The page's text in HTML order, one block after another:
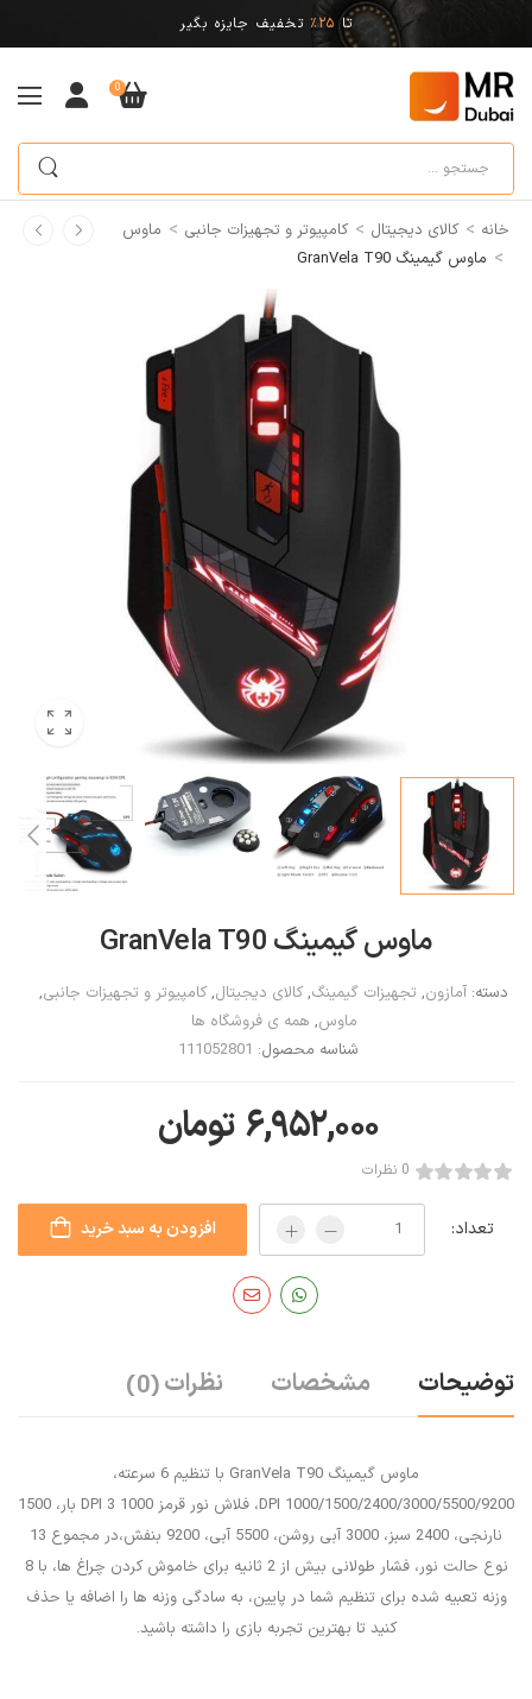
تا 25% تخفیف جایزه بگیر
0
خانه > کالای دیجیتال > کامپیوتر و تجهیزات جانبی > ماوس
> ماوس گیمینگ GranVela ‎T90
ماوس گیمینگ GranVela ‎T90
دسته: آمازون, تجهیزات گیمینگ,کالای دیجیتال,کامپیوتر و تجهیزات جانبی,
ماوس, همه ی فروشگاه ها
شناسه محصول: 111052801
۶,۹۵۲,۰۰۰ تومان
0 نظرات
تعداد: افزودن به سبد خرید
توضیحات مشخصات نظرات(0)
ماوس گیمینگ GranVela ‎T90 با تنظیم 6 سرعته،
1000/1500/2400/3000/5500/9200 DPI، فلاش نور قرمز 1000 DPI 3 بار، 1500
نارنجی، 2400 سبز، 3000 آبی روشن، 5500 آبی، 9200 بنفش،در مجموع 13
نوع حالت نور، فشار طولانی بیش از 2 ثانیه برای خاموش کردن چراغ ها، با 8
وزنه تعبیه شده برای تنظیم شما در پایین، به سادگی وزنه ها را اضافه یا حذف
کنید تا بهترین تجربه بازی را داشته باشید.